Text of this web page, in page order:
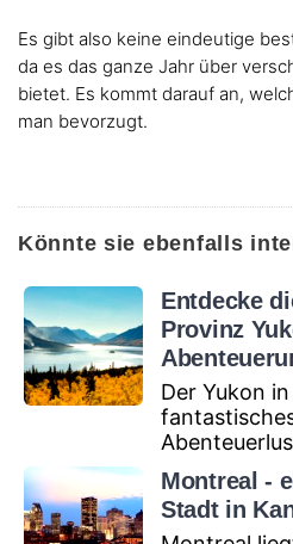
Es gibt also keine eindeutige
da es das ganze Jahr über
bietet. Es kommt darauf an,
man bevorzugt.
Könnte sie ebenfalls
Entdecke
Provinz
Der Yukon
Montreal -
Stadt in